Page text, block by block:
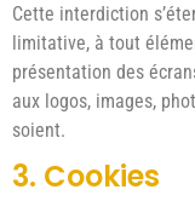
Cette interdiction
limitative, à tout
présentation des
aux logos, images,
soient.
3. Cookies